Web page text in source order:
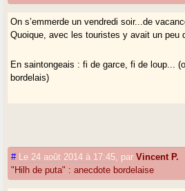
On s’emmerde un vendredi soir...de
Quoique, avec les touristes y avait un peu
En saintongeais : fi de garce, fi de loup...
bordelais)
# Le 24 août 2014 à 17:45 parVincent P.
"Hilh de puta" : anecdote bordelaise